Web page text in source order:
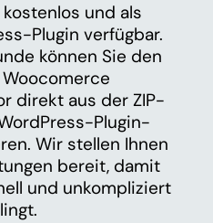
und als
Plugin verfügbar.
können Sie den
direkt aus der ZIP-
Plugin-
Wir stellen Ihnen
bereit, damit
und unkompliziert